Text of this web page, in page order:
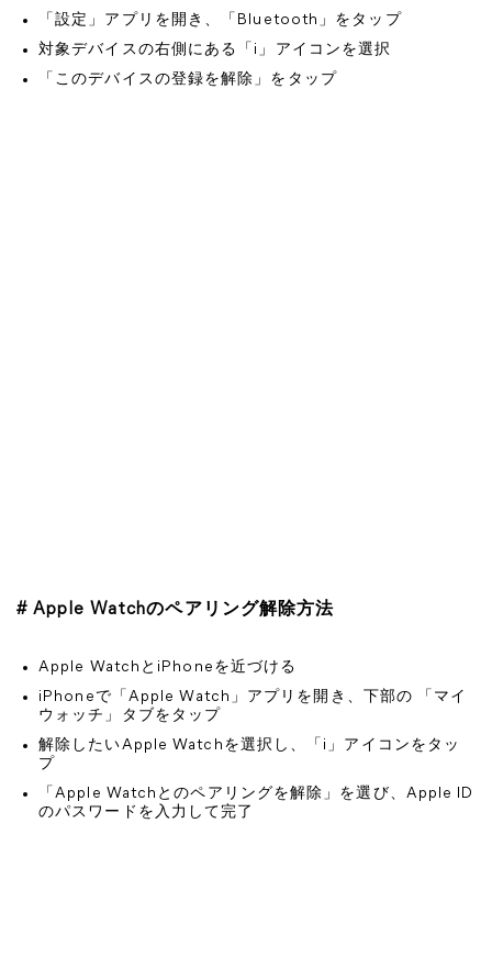
「設定」アプリを開き、「Bluetooth」をタップ
対象デバイスの右側にある「i」アイコンを選択
「このデバイスの登録を解除」をタップ
# Apple Watchのペアリング解除方法
Apple WatchとiPhoneを近づける
iPhoneで「Apple Watch」アプリを開き、下部の 「マイ
ウォッチ」タブをタップ
解除したいApple Watchを選択し、「i」アイコンをタッ
プ
「Apple Watchとのペアリングを解除」を選び、Apple ID
のパスワードを入力して完了